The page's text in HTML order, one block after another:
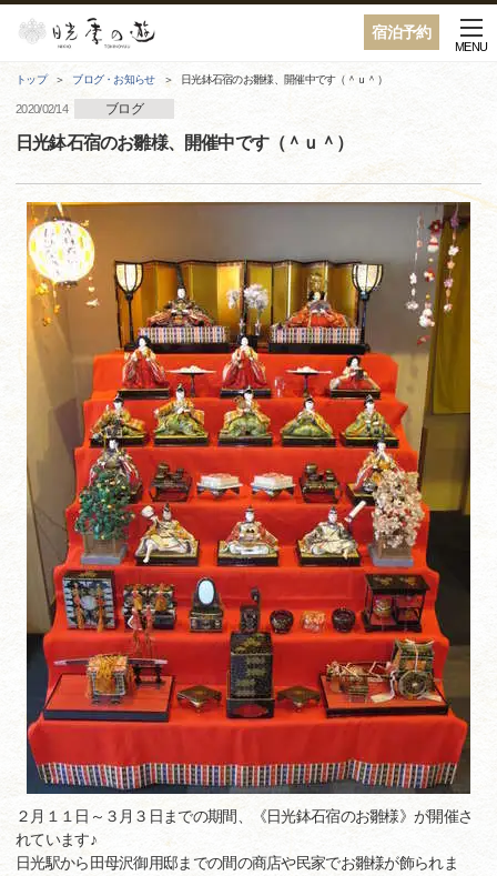
宿泊予約
MENU
トップ ブログ・お知らせ 日光鉢石宿のお雛様、開催中です（＾ｕ＾）
2020/02/14 ブログ
日光鉢石宿のお雛様、開催中です（＾ｕ＾）
２月１１日～３月３日までの期間、《日光鉢石宿のお雛様》が開催さ
れています♪
日光駅から田母沢御用邸までの間の商店や民家でお雛様が飾られま